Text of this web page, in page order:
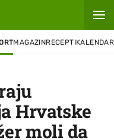
MAGAZINRECEPTIKALENDAR
Hrvatske
moli da